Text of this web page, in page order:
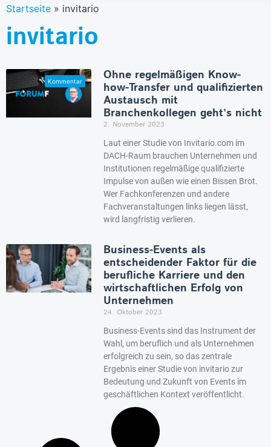
Startseite » invitario
invitario
Ohne regelmäßigen Know-
how-Transfer und qualifizierten
Austausch mit
Branchenkollegen geht’s nicht
2. November 2023
Laut einer Studie von Invitario.com im
DACH-Raum brauchen Unternehmen und
Institutionen regelmäßige qualifizierte
Impulse von außen wie einen Bissen Brot.
Wer Fachkonferenzen und andere
Fachveranstaltungen links liegen lässt,
wird langfristig verlieren.
Business-Events als
entscheidender Faktor für die
berufliche Karriere und den
wirtschaftlichen Erfolg von
Unternehmen
24. Oktober 2023
Business-Events sind das Instrument der
Wahl, um beruflich und als Unternehmen
erfolgreich zu sein, so das zentrale
Ergebnis einer Studie von invitario zur
Bedeutung und Zukunft von Events im
geschäftlichen Kontext veröffentlicht.